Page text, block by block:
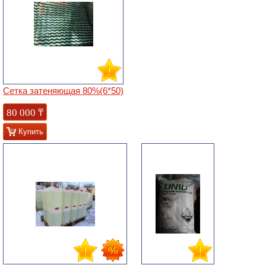
Сетка затеняющая 80%(6*50)
80 000 ₸
Купить